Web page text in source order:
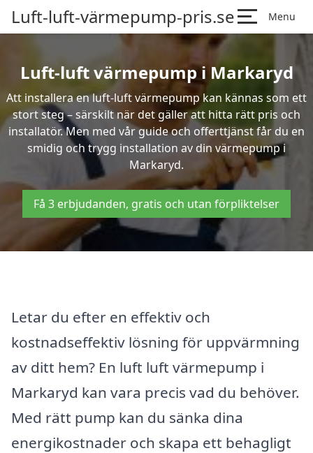
Luft-luft-värmepump-pris.se Menu
Luft-luft värmepump i Markaryd
Att installera en luft-luft värmepump kan kännas som ett
stort steg – särskilt när det gäller att hitta rätt pris och
installatör. Men med vår guide och offerttjänst får du en
smidig och trygg installation av din värmepump i
Markaryd.
Få 3 erbjudanden, gratis och utan förpliktelser
Letar du efter en effektiv och
kostnadseffektiv lösning för uppvärmning
av ditt hem? En luft luft värmepump i
Markaryd kan vara precis vad du behöver.
Med rätt pump kan du sänka dina
energikostnader och skapa ett behagligt